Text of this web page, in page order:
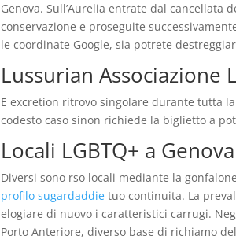
Genova. Sull’Aurelia entrate dal cancellata
conservazione e proseguite
le coordinate Google, sia potrete
Lussurian Associazione
E excretion ritrovo singolare durante tutta
codesto caso sinon richiede la biglietto a
Locali LGBTQ+ a Genova
Diversi sono rso locali mediante la
profilo sugardaddie tuo continuita. La
elogiare di nuovo i caratteristici carrugi.
Porto Anteriore, diverso base di richiamo